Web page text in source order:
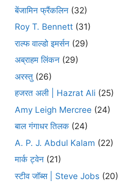
बेंजामिन फ्रैंकलिन (32)
Roy T. Bennett (31)
राल्फ वाल्डो इमर्सन (29)
अब्राहम लिंकन (29)
अरस्तु (26)
हजरत अली | Hazrat Ali (25)
Amy Leigh Mercree (24)
बाल गंगाधर तिलक (24)
A. P. J. Abdul Kalam (22)
मार्क ट्वेन (21)
स्टीव जॉब्स | Steve Jobs (20)